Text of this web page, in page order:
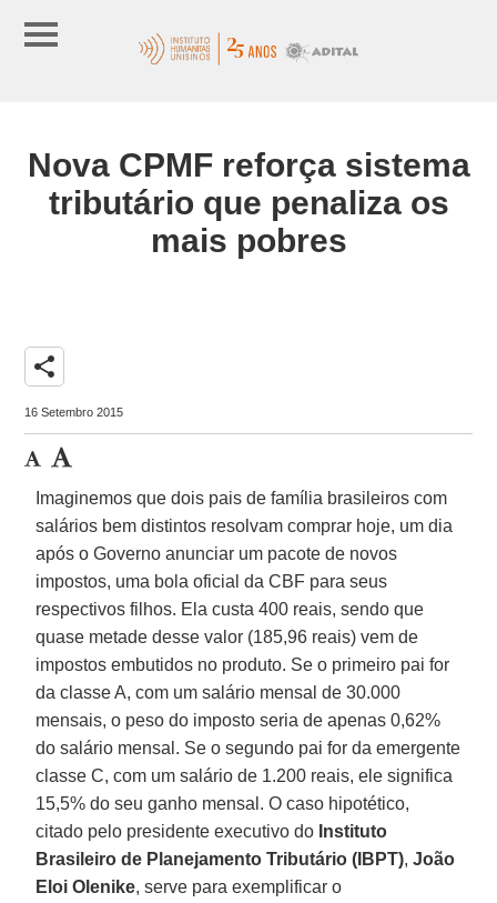
Nova CPMF reforça sistema
tributário que penaliza os
mais pobres
share
16 Setembro 2015
Imaginemos que dois pais de família brasileiros com
salários bem distintos resolvam comprar hoje, um dia
após o Governo anunciar um pacote de novos
impostos, uma bola oficial da CBF para seus
respectivos filhos. Ela custa 400 reais, sendo que
quase metade desse valor (185,96 reais) vem de
impostos embutidos no produto. Se o primeiro pai for
da classe A, com um salário mensal de 30.000
mensais, o peso do imposto seria de apenas 0,62%
do salário mensal. Se o segundo pai for da emergente
classe C, com um salário de 1.200 reais, ele significa
15,5% do seu ganho mensal. O caso hipotético,
citado pelo presidente executivo do Instituto
Brasileiro de Planejamento Tributário (IBPT),João
Eloi Olenike, serve para exemplificar o